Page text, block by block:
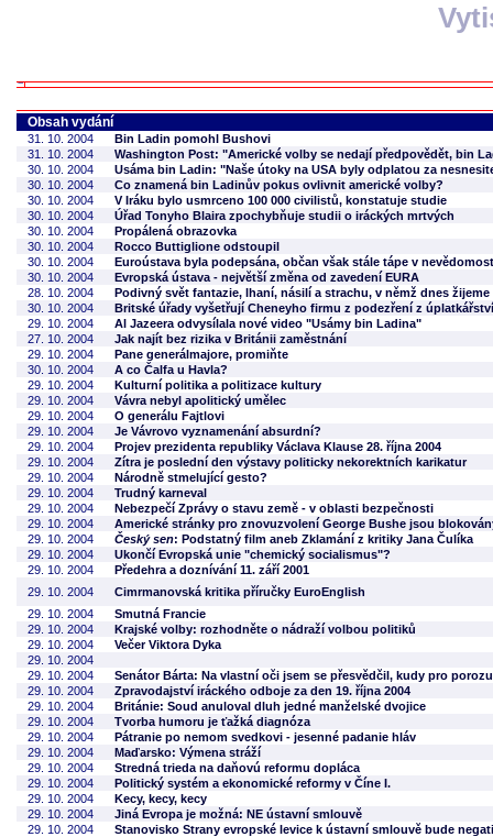
Obsah vydání
31. 10. 2004
Bin Ladin pomohl Bushovi
31. 10. 2004
Washington Post: "Americké volby se nedají předpovědět, bin
30. 10. 2004
Usáma bin Ladin: "Naše útoky na USA byly odplatou za
30. 10. 2004
Co znamená bin Ladinův pokus ovlivnit americké volby?
30. 10. 2004
V Iráku bylo usmrceno 100 000 civilistů, konstatuje studie
30. 10. 2004
Úřad Tonyho Blaira zpochybňuje studii o iráckých mrtvých
30. 10. 2004
Propálená obrazovka
30. 10. 2004
Rocco Buttiglione odstoupil
30. 10. 2004
Euroústava byla podepsána, občan však stále tápe v
30. 10. 2004
Evropská ústava - největší změna od zavedení EURA
28. 10. 2004
Podivný svět fantazie, lhaní, násilí a strachu, v němž dnes žijeme
30. 10. 2004
Britské úřady vyšetřují Cheneyho firmu z podezření z úplatkářství
29. 10. 2004
Al Jazeera odvysílala nové video "Usámy bin Ladina"
27. 10. 2004
Jak najít bez rizika v Británii zaměstnání
29. 10. 2004
Pane generálmajore, promiňte
30. 10. 2004
A co Čalfa u Havla?
29. 10. 2004
Kulturní politika a politizace kultury
29. 10. 2004
Vávra nebyl apolitický umělec
29. 10. 2004
O generálu Fajtlovi
29. 10. 2004
Je Vávrovo vyznamenání absurdní?
29. 10. 2004
Projev prezidenta republiky Václava Klause 28. října 2004
29. 10. 2004
Zítra je poslední den výstavy politicky nekorektních karikatur
29. 10. 2004
Národně stmelující gesto?
29. 10. 2004
Trudný karneval
29. 10. 2004
Nebezpečí Zprávy o stavu země - v oblasti bezpečnosti
29. 10. 2004
Americké stránky pro znovuzvolení George Bushe jsou
29. 10. 2004
Český sen: Podstatný film aneb Zklamání z kritiky Jana Čulíka
29. 10. 2004
Ukončí Evropská unie "chemický socialismus"?
29. 10. 2004
Předehra a doznívání 11. září 2001
29. 10. 2004
Cimrmanovská kritika příručky EuroEnglish
29. 10. 2004
Smutná Francie
29. 10. 2004
Krajské volby: rozhodněte o nádraží volbou politiků
29. 10. 2004
Večer Viktora Dyka
29. 10. 2004
29. 10. 2004
Senátor Bárta: Na vlastní oči jsem se přesvědčil, kudy pro
29. 10. 2004
Zpravodajství iráckého odboje za den 19. října 2004
29. 10. 2004
Británie: Soud anuloval dluh jedné manželské dvojice
29. 10. 2004
Tvorba humoru je ťažká diagnóza
29. 10. 2004
Pátranie po nemom svedkovi - jesenné padanie hláv
29. 10. 2004
Maďarsko: Výmena stráží
29. 10. 2004
Stredná trieda na daňovú reformu dopláca
29. 10. 2004
Politický systém a ekonomické reformy v Číne I.
29. 10. 2004
Kecy, kecy, kecy
29. 10. 2004
Jiná Evropa je možná: NE ústavní smlouvě
29. 10. 2004
Stanovisko Strany evropské levice k ústavní smlouvě bude